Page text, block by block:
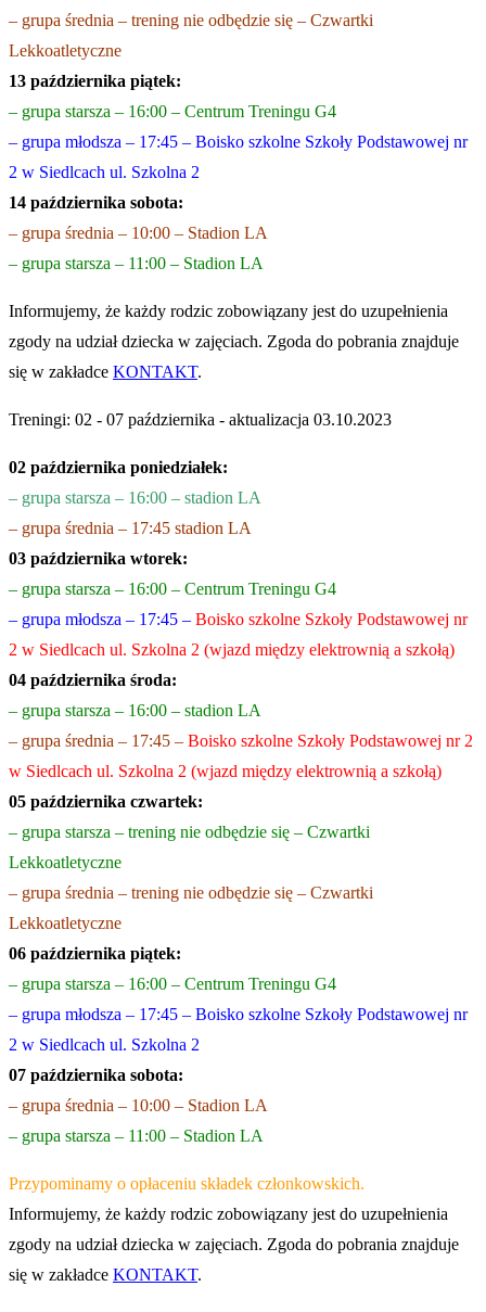
– grupa średnia – trening nie odbędzie się – Czwartki
Lekkoatletyczne
13 października piątek:
– grupa starsza – 16:00 – Centrum Treningu G4
– grupa młodsza – 17:45 – Boisko szkolne Szkoły Podstawowej nr
2 w Siedlcach ul. Szkolna 2
14 października sobota:
– grupa średnia – 10:00 – Stadion LA
– grupa starsza – 11:00 – Stadion LA
Informujemy, że każdy rodzic zobowiązany jest do uzupełnienia
zgody na udział dziecka w zajęciach. Zgoda do pobrania znajduje
się w zakładce KONTAKT.
Treningi: 02 - 07 października - aktualizacja 03.10.2023
02 października poniedziałek:
– grupa starsza – 16:00 – stadion LA
– grupa średnia – 17:45 stadion LA
03 października wtorek:
– grupa starsza – 16:00 – Centrum Treningu G4
– grupa młodsza – 17:45 – Boisko szkolne Szkoły Podstawowej nr
2 w Siedlcach ul. Szkolna 2 (wjazd między elektrownią a szkołą)
04 października środa:
– grupa starsza – 16:00 – stadion LA
– grupa średnia – 17:45 – Boisko szkolne Szkoły Podstawowej nr 2
w Siedlcach ul. Szkolna 2 (wjazd między elektrownią a szkołą)
05 października czwartek:
– grupa starsza – trening nie odbędzie się – Czwartki
Lekkoatletyczne
– grupa średnia – trening nie odbędzie się – Czwartki
Lekkoatletyczne
06 października piątek:
– grupa starsza – 16:00 – Centrum Treningu G4
– grupa młodsza – 17:45 – Boisko szkolne Szkoły Podstawowej nr
2 w Siedlcach ul. Szkolna 2
07 października sobota:
– grupa średnia – 10:00 – Stadion LA
– grupa starsza – 11:00 – Stadion LA
Przypominamy o opłaceniu składek członkowskich.
Informujemy, że każdy rodzic zobowiązany jest do uzupełnienia
zgody na udział dziecka w zajęciach. Zgoda do pobrania znajduje
się w zakładce KONTAKT.